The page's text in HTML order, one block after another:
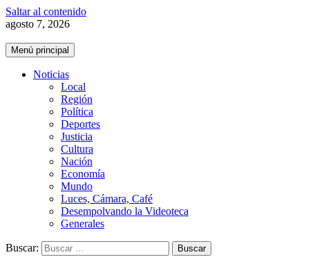
Saltar al contenido
agosto 7, 2026
Menú principal
Noticias
Local
Región
Política
Deportes
Justicia
Cultura
Nación
Economía
Mundo
Luces, Cámara, Café
Desempolvando la Videoteca
Generales
Buscar: